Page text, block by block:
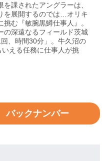
課されたアングラーは、
を展開するのでは…オリキ
む『敏腕黒鱒仕事人』。
の深遠なるフィールド茨城
、時間30分」。牛久沼の
いえる任務に仕事人が挑
バックナンバー